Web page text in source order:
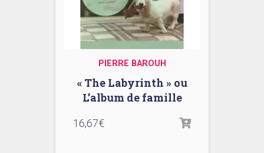
PIERRE BAROUH
« The Labyrinth » ou
L’album de famille
16,67€